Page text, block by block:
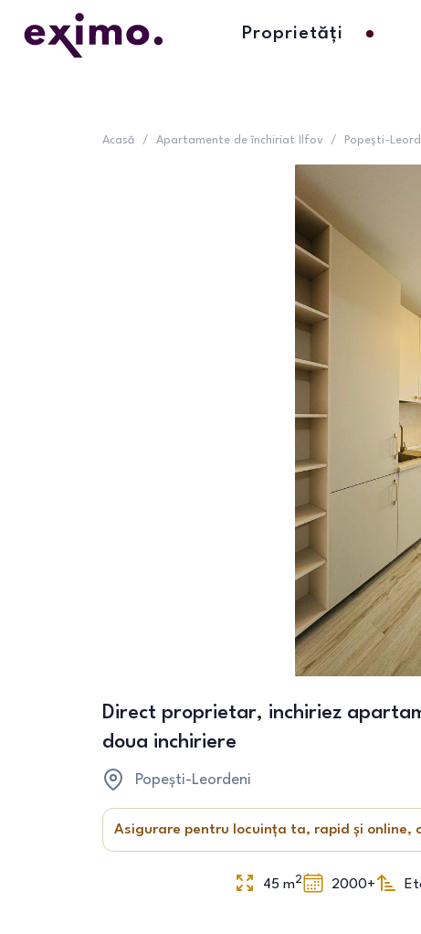
Proprietăți
Acasă / Apartamente de închiriat Ilfov / Popești-
Direct proprietar, inchiriez
doua inchiriere
Popești-Leordeni
Asigurare pentru locuința ta, rapid și online,
45 m2 2000+